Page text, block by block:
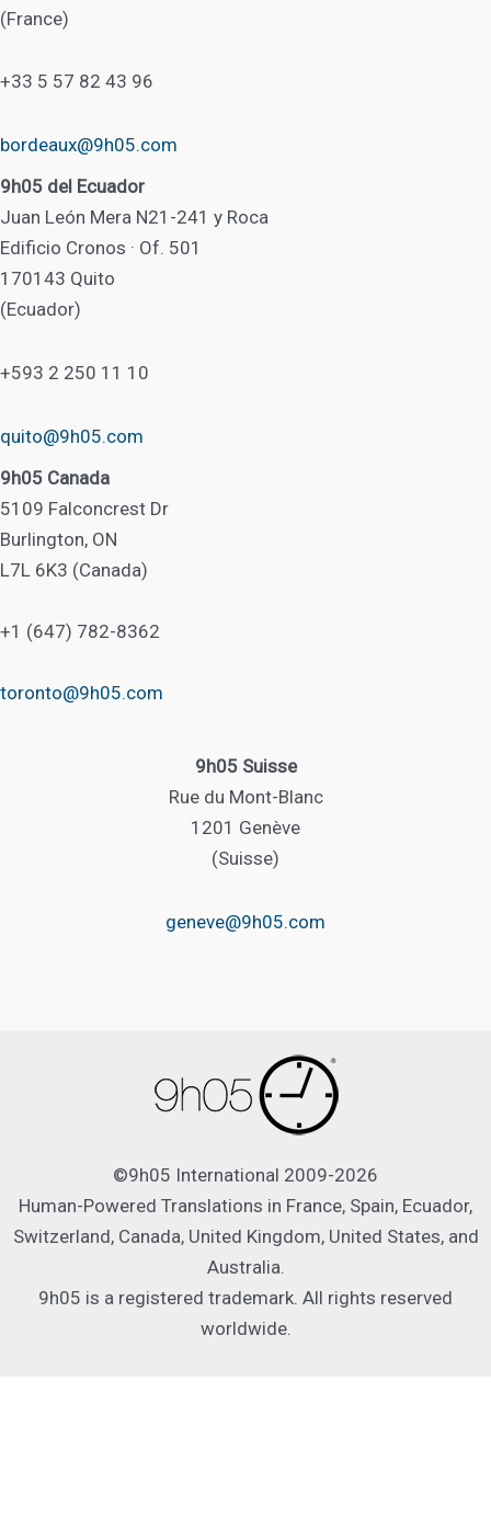
(France)
+33 5 57 82 43 96
bordeaux@9h05.com
9h05 del Ecuador
Juan León Mera N21-241 y Roca
Edificio Cronos · Of. 501
170143 Quito
(Ecuador)
+593 2 250 11 10
quito@9h05.com
9h05 Canada
5109 Falconcrest Dr
Burlington, ON
L7L 6K3 (Canada)
+1 (647) 782-8362
toronto@9h05.com
9h05 Suisse
Rue du Mont-Blanc
1201 Genève
(Suisse)
geneve@9h05.com
©9h05 International 2009-2026
Human-Powered Translations in France, Spain, Ecuador,
Switzerland, Canada, United Kingdom, United States, and
Australia.
9h05 is a registered trademark. All rights reserved
worldwide.